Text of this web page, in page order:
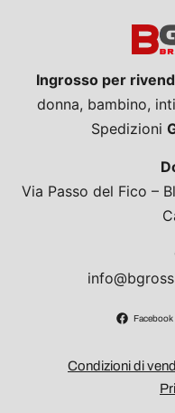
Ingrosso per
donna, bambino,
Spedizioni
Via Passo del Fico –
Facebook
Condizioni di